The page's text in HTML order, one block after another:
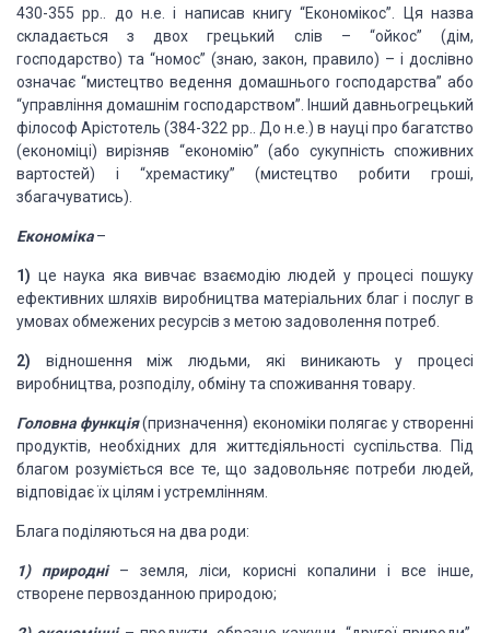
430-355 рр.. до н.е. і написав книгу “Економікос”. Ця назва
складається з двох грецький слів – “ойкос” (дім,
господарство) та “номос” (знаю, закон, правило) – і дослівно
означає “мистецтво ведення домашнього господарства” або
“управління домашнім господарством”. Інший давньогрецький
філософ Арістотель (384-322 рр.. До н.е.) в науці про багатство
(економіці) вирізняв “економію” (або сукупність споживних
вартостей) і “хремастику” (мистецтво робити гроші,
збагачуватись).
Економіка–
1) це наука яка вивчає взаємодію людей у процесі пошуку
ефективних шляхів виробництва матеріальних благ і послуг в
умовах обмежених ресурсів з метою задоволення потреб.
2) відношення між людьми, які виникають у процесі
виробництва, розподілу, обміну та споживання товару.
Головна функція(призначення) економіки полягає у створенні
продуктів, необхідних для життєдіяльності суспільства. Під
благом розуміється все те, що задовольняє потреби людей,
відповідає їх цілям і устремлінням.
Блага поділяються на два роди:
1) природні– земля, ліси, корисні копалини і все інше,
створене первозданною природою;